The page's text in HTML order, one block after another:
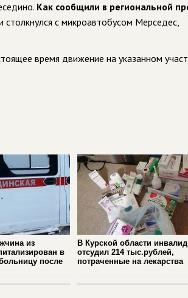
Как сообщили в региональной
с микроавтобусом Мерседес,
время движение на указанном
из
в
после
В Курской области инвалид
отсудил 214 тыс.рублей,
потраченные на лекарства